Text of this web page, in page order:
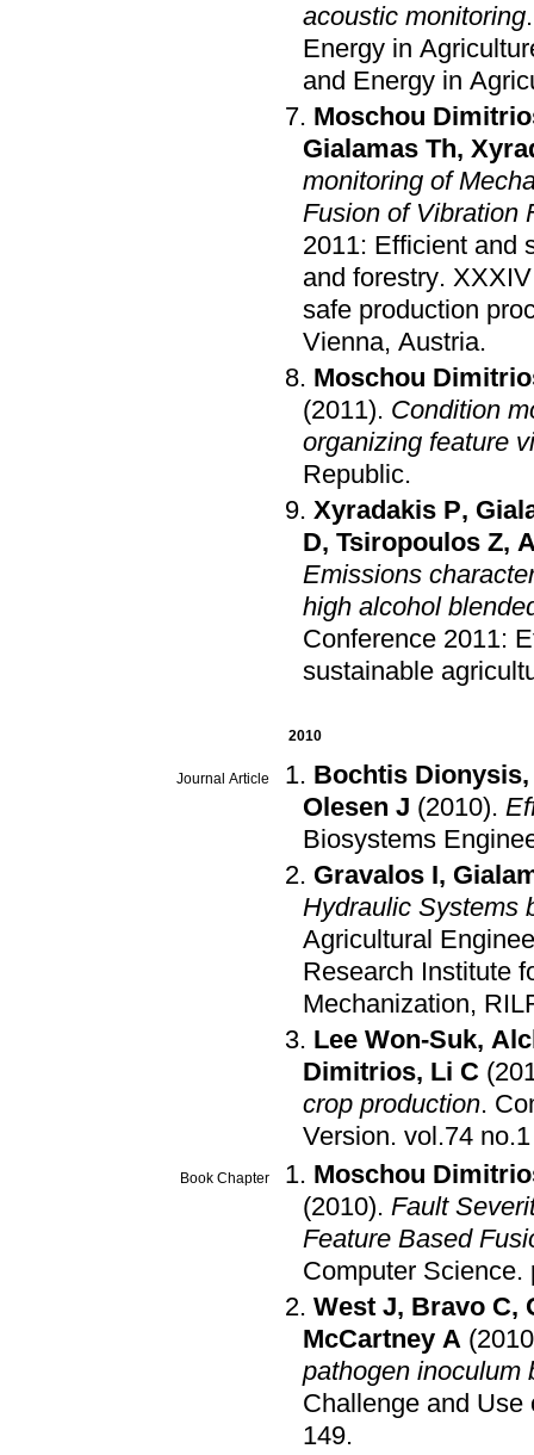
acoustic monitoring
Energy in
and Energy in
Moschou
Gialamas Th,
monitoring of
Fusion of Vibration
2011: Efficient and
and forestry.
safe production
Vienna, Austria.
Moschou
(2011). Condition
organizing feature
Republic.
Xyradakis P,
D, Tsiropoulos Z,
Emissions
high alcohol
Conference 2011:
sustainable
2010
Journal Article Bochtis Dionysis
Olesen J (2010).
Biosystems
Gravalos I,
Hydraulic Systems
Agricultural
Research Institute
Mechanization,
Lee Won-Suk,
Dimitrios, Li C
crop production.
Version.
Book Chapter
Moschou
(2010). Fault
Feature Based
Computer Science.
West J, Bravo C,
McCartney A
pathogen inoculum
Challenge and Use
149.